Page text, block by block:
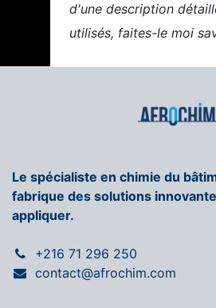
d'une description
utilisés, faites-le moi
Le spécialiste en chimie du
fabrique des solutions
appliquer.
+216 71 296 250
contact@afrochim.com